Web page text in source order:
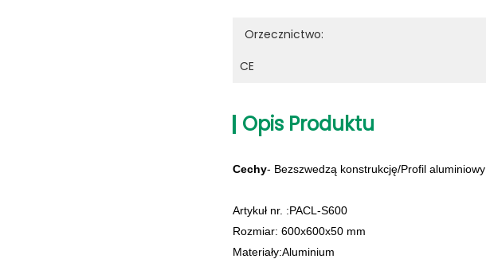
Orzecznictwo:
CE
Opis Produktu
Cechy- Bezszwedzą konstrukcję/Profil aluminiowy
Artykuł nr. :PACL-S600
Rozmiar: 600x600x50 mm
Materiały:Aluminium